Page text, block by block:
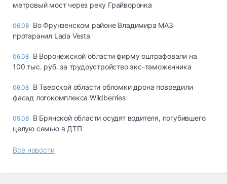
метровый мост через реку Грайворонка
06.08 Во Фрунзенском районе Владимира МАЗ
протаранил Lada Vesta
06.08 В Воронежской области фирму оштрафовали на
100 тыс. руб. за трудоустройство экс-таможенника
06.08 В Тверской области обломки дрона повредили
фасад логокомплекса Wildberries
05.08 В Брянской области осудят водителя, погубившего
целую семью в ДТП
Все новости